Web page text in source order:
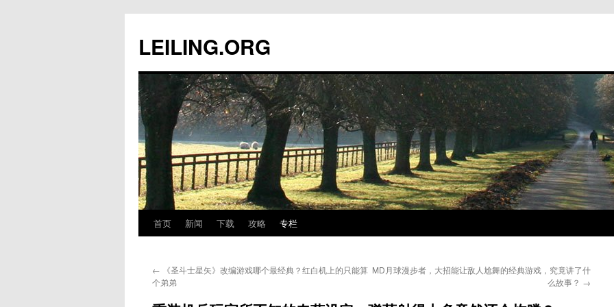
文
LEILING.ORG
首页 新闻 下载 攻略 专栏
← 《圣斗士星矢》改编游戏哪个最经典？红白机上的只能算
个弟弟
MD月球漫步者，大招能让敌人尬舞的经典游戏，究竟讲了什
么故事？ →